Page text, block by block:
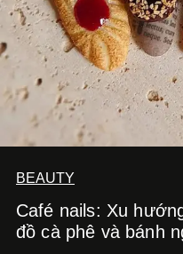
BEAUTY
Café nails: Xu
đồ cà phê và bánh